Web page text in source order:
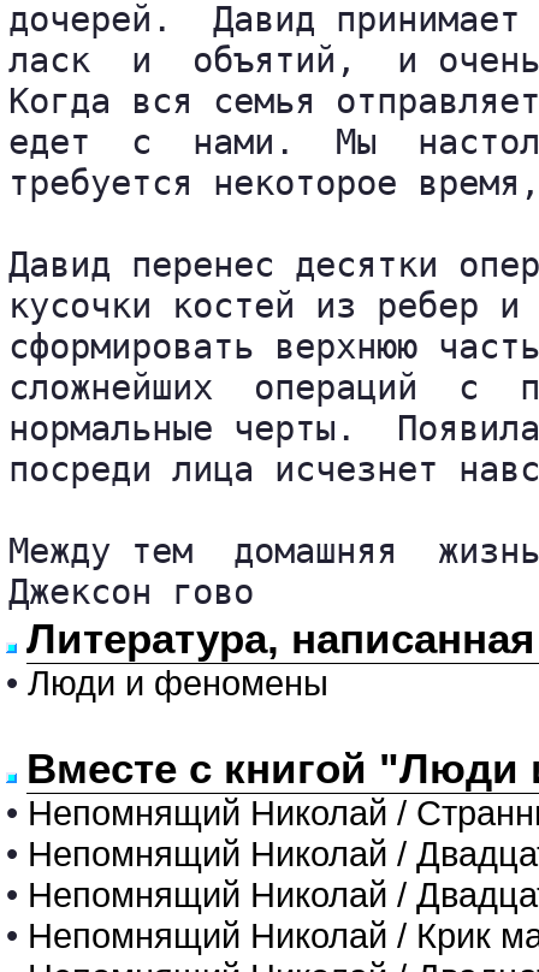
дочерей.  Давид
ласк  и  объятий,  и
Когда вся семья
едет  с  нами.  Мы
требуется некоторое
Давид перенес десятки
кусочки костей из ребер
сформировать верхнюю
сложнейших  операций  с
нормальные черты.
посреди лица исчезнет
Между тем  домашняя
Джексон гово
Литература,
• Люди и феномены
Вместе с книгой
• Непомнящий Николай /
• Непомнящий Николай /
• Непомнящий Николай /
• Непомнящий Николай / Крик